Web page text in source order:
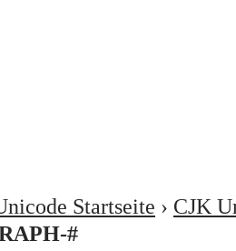
Startseite › CJK
#